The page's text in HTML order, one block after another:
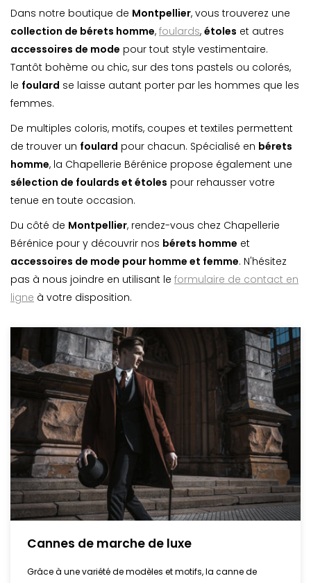
Dans notre boutique de Montpellier, vous trouverez une
collection de bérets homme, foulards, étoles et autres
accessoires de mode pour tout style vestimentaire.
Tantôt bohème ou chic, sur des tons pastels ou colorés,
le foulard se laisse autant porter par les hommes que les
femmes.
De multiples coloris, motifs, coupes et textiles permettent
de trouver un foulard pour chacun. Spécialisé en bérets
homme, la Chapellerie Bérénice propose également une
sélection de foulards et étoles pour rehausser votre
tenue en toute occasion.
Du côté de Montpellier, rendez-vous chez Chapellerie
Bérénice pour y découvrir nos bérets homme et
accessoires de mode pour homme et femme. N'hésitez
pas à nous joindre en utilisant le formulaire de contact en
ligne à votre disposition.
Cannes de marche de luxe
Grâce à une variété de modèles et motifs, la canne de